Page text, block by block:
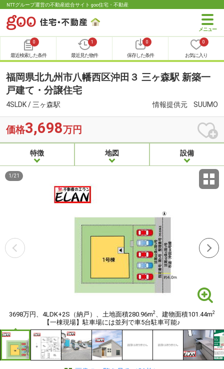
NTTグループ運営の不動産総合サイト goo住宅・不動産
0
最近検索した条件
1
最近見た物件
0
保存した条件
0
お気に入り
福岡県北九州市八幡西区沖田３ 三ヶ森駅 新築一
戸建て・分譲住宅
4SLDK / 三ヶ森駅 情報提供元 SUUMO
価格3,698万円
特徴 地図 設備
3698万円、4LDK+2S（納戸）、土地面積280.96m2、建物面積101.44m2
【一棟現場】駐車場には並列で車5台駐車可能♪
1 /21